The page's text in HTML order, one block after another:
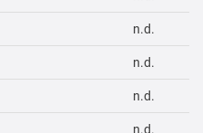
n.d.
n.d.
n.d.
n.d.